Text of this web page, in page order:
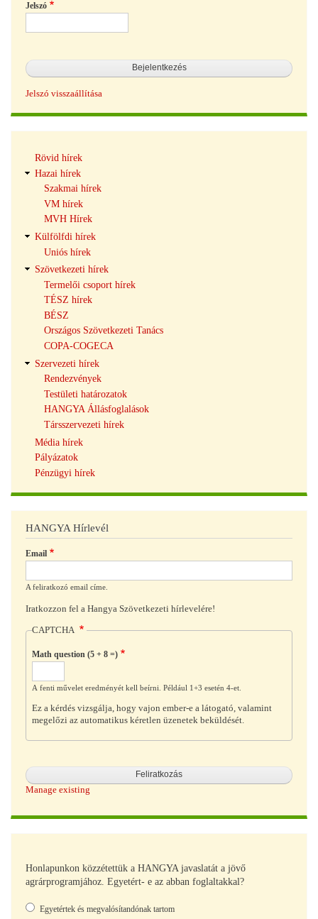
Jelszó
Jelszó visszaállítása
navigáció
Rövid hírek
Hazai hírek
Szakmai hírek
VM hírek
MVH Hírek
Külfölfdi hírek
Uniós hírek
Szövetkezeti hírek
Termelői csoport hírek
TÉSZ hírek
BÉSZ
Országos Szövetkezeti Tanács
COPA-COGECA
Szervezeti hírek
Rendezvények
Testületi határozatok
HANGYA Állásfoglalások
Társszervezeti hírek
Média hírek
Pályázatok
Pénzügyi hírek
HANGYA Hírlevél
Email
A feliratkozó email címe.
Iratkozzon fel a Hangya Szövetkezeti hírlevelére!
CAPTCHA
Math question (5 + 8 =)
A fenti művelet eredményét kell beírni. Például 1+3 esetén 4-et.
Ez a kérdés vizsgálja, hogy vajon ember-e a látogató, valamint
megelőzi az automatikus kéretlen üzenetek beküldését.
Manage existing
Honlapunkon közzétettük a HANGYA javaslatát a jövő
agrárprogramjához. Egyetért- e az abban foglaltakkal?
Választások
Egyetértek és megvalósítandónak tartom